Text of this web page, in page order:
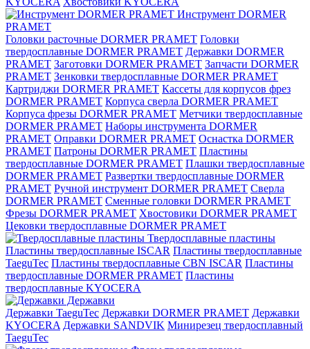
Инструмент DORMER
PRAMET
Головки расточные DORMER PRAMET Головки
твердосплавные DORMER PRAMET Державки DORMER
PRAMET Заготовки DORMER PRAMET Запчасти DORMER
PRAMET Зенковки твердосплавные DORMER PRAMET
Картриджи DORMER PRAMET Кассеты для корпусов фрез
DORMER PRAMET Корпуса сверла DORMER PRAMET
Корпуса фрезы DORMER PRAMET Метчики твердосплавные
DORMER PRAMET Наборы инструмента DORMER
PRAMET Оправки DORMER PRAMET Оснастка DORMER
PRAMET Патроны DORMER PRAMET Пластины
твердосплавные DORMER PRAMET Плашки твердосплавные
DORMER PRAMET Развертки твердосплавные DORMER
PRAMET Ручной инструмент DORMER PRAMET Сверла
DORMER PRAMET Сменные головки DORMER PRAMET
Фрезы DORMER PRAMET Хвостовики DORMER PRAMET
Цековки твердосплавные DORMER PRAMET
Твердосплавные пластины
Пластины твердосплавные ISCAR Пластины твердосплавные
TaeguTec Пластины твердосплавные CBN ISCAR Пластины
твердосплавные DORMER PRAMET Пластины
твердосплавные KYOCERA
Державки
Державки TaeguTec Державки DORMER PRAMET Державки
KYOCERA Державки SANDVIK Минирезец твердосплавный
TaeguTec